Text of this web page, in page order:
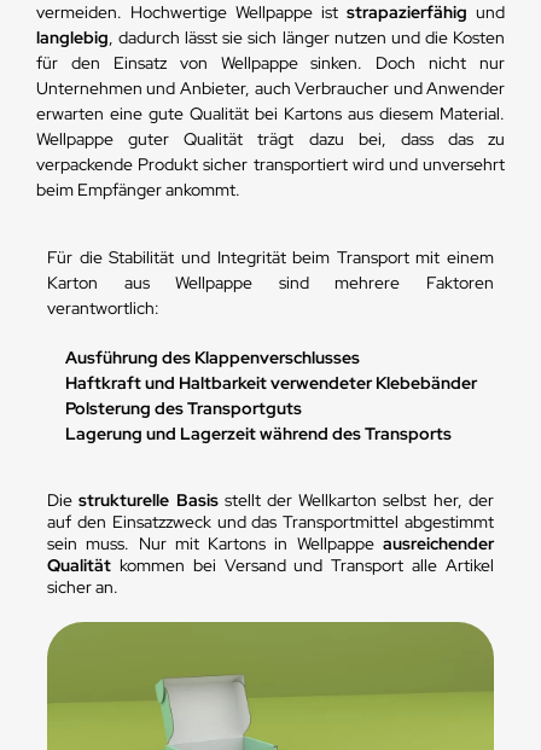
vermeiden. Hochwertige Wellpappe iststrapazierfähigund
langlebig, dadurch lässt sie sich länger nutzen und die Kosten
für den Einsatz von Wellpappe sinken. Doch nicht nur
Unternehmen und Anbieter, auch Verbraucher und Anwender
erwarten eine gute Qualität bei Kartons aus diesem Material.
Wellpappe guter Qualität trägt dazu bei, dass das zu
verpackende Produkt sicher transportiert wird und unversehrt
beim Empfänger ankommt.
Für die Stabilität und Integrität beim Transport mit einem
Karton aus Wellpappe sind mehrere Faktoren
verantwortlich:
Ausführung des Klappenverschlusses
Haftkraft und Haltbarkeit verwendeter Klebebänder
Polsterung des Transportguts
Lagerung und Lagerzeit während des Transports
Diestrukturelle Basisstellt der Wellkarton selbst her, der
auf den Einsatzzweck und das Transportmittel abgestimmt
sein muss. Nur mit Kartons in Wellpappe ausreichender
Qualität kommen bei Versand und Transport alle Artikel
sicher an.